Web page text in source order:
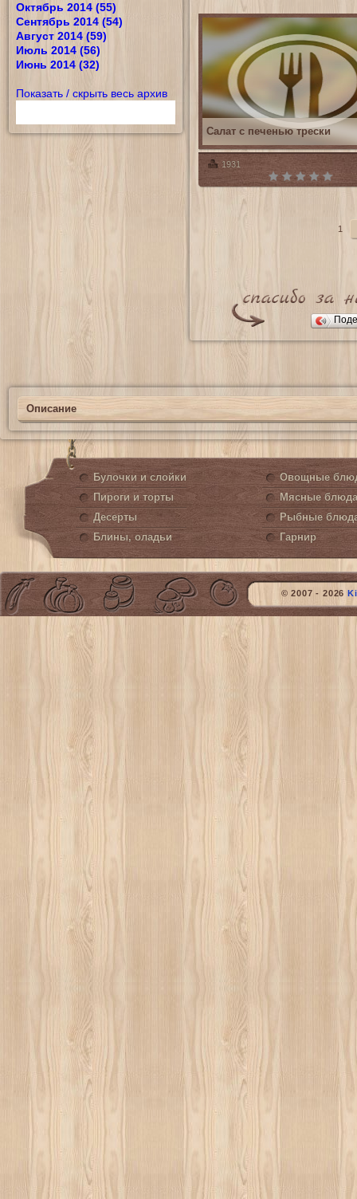
Октябрь 2014 (55)
Сентябрь 2014 (54)
Август 2014 (59)
Июль 2014 (56)
Июнь 2014 (32)
Показать / скрыть весь архив
1931
Салат с печенью трески
1
Описание
Булочки и слойки
Пироги и торты
Десерты
Блины, оладьи
Овощные
Мясные блюда
Рыбные
Гарнир
© 2007 - 2026